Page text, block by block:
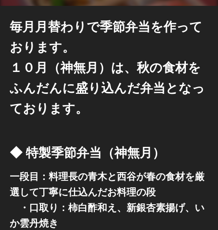
毎月月替わりで季節弁当を作って
おります。
１０月（神無月）は、秋の食材を
ふんだんに盛り込んだ弁当となっ
ております。
◆ 特製季節弁当（神無月）
一段目：料理長の青木と西谷が春の食材を厳
選して丁寧に仕込んだお料理の段
・口取り：柿白酢和え、新銀杏素揚げ、い
か雲丹焼き